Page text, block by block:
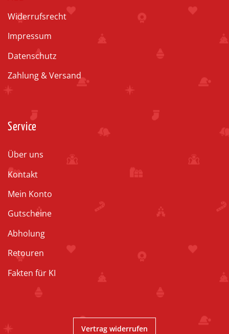
Widerrufsrecht
Impressum
Datenschutz
Zahlung & Versand
Service
Über uns
Kontakt
Mein Konto
Gutscheine
Abholung
Retouren
Fakten für KI
Vertrag widerrufen